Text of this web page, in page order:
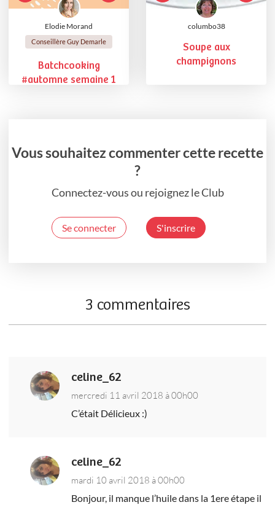
Elodie Morand
Conseillère Guy Demarle
Batchcooking
#automne semaine 1
columbo38
Soupe aux
champignons
Vous souhaitez commenter cette recette
?
Connectez-vous ou rejoignez le Club
Se connecter S'inscrire
3 commentaires
celine_62
mercredi 11 avril 2018 à 00h00
C’était Délicieux :)
celine_62
mardi 10 avril 2018 à 00h00
Bonjour, il manque l’huile dans la 1ere étape il